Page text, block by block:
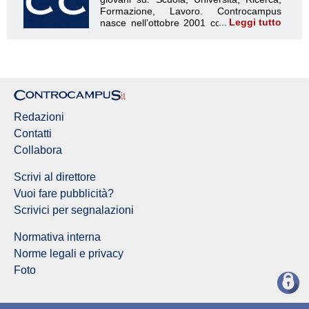
Leggi tutto
Redazioni
Contatti
Collabora
Scrivi al direttore
Vuoi fare pubblicità?
Scrivici per segnalazioni
Normativa interna
Norme legali e privacy
Foto